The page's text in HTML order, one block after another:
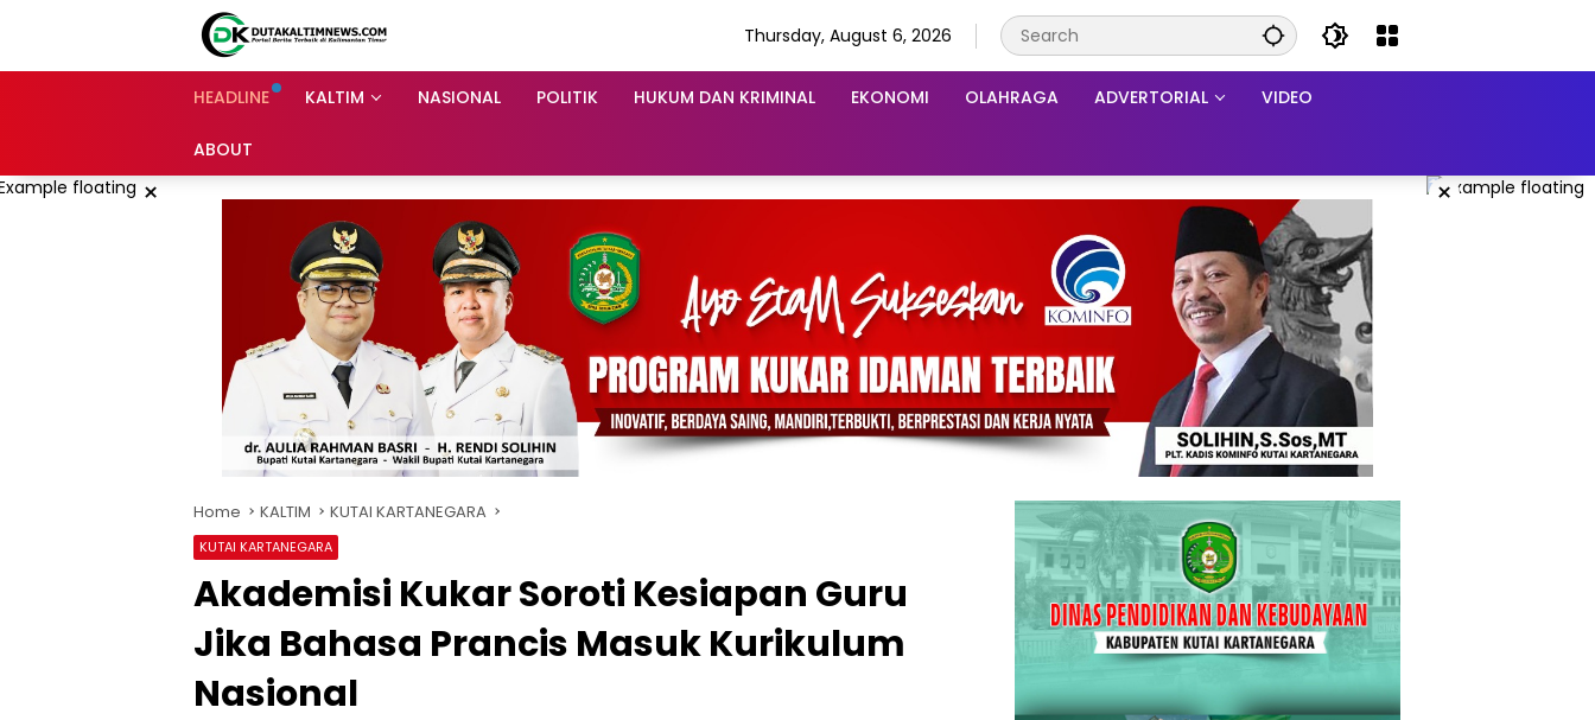
Thursday, August 6, 2026
HEADLINE KALTIM NASIONAL POLITIK HUKUM DAN KRIMINAL EKONOMI OLAHRAGA ADVERTORIAL VIDEO
ABOUT
× ×
Home KALTIM KUTAI KARTANEGARA
KUTAI KARTANEGARA
Akademisi Kukar Soroti Kesiapan Guru
Jika Bahasa Prancis Masuk Kurikulum
Nasional